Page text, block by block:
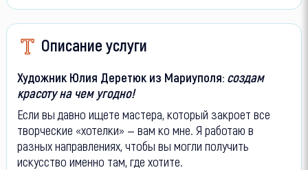
Описание услуги
Художник Юлия Деретюк из Мариуполя: создам
красоту на чем угодно!
Если вы давно ищете мастера, который закроет все
творческие «хотелки» — вам ко мне. Я работаю в
разных направлениях, чтобы вы могли получить
искусство именно там, где хотите.